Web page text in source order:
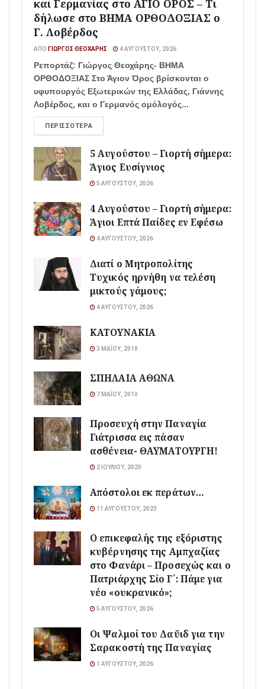
και Γερμανίας στο ΑΓΙΟ ΟΡΟΣ – Τι
δήλωσε στο ΒΗΜΑ ΟΡΘΟΔΟΞΙΑΣ ο
Γ. Λοβέρδος
ΑΠΌ ΓΙΏΡΓΟΣ ΘΕΟΧΆΡΗΣ 4 ΑΥΓΟΎΣΤΟΥ, 2026
Ρεπορτάζ: Γιώργος Θεοχάρης- ΒΗΜΑ
ΟΡΘΟΔΟΞΙΑΣ Στο Άγιον Όρος βρίσκονται ο
υφυπουργός Εξωτερικών της Ελλάδας, Γιάννης
Λοβέρδος, και ο Γερμανός ομόλογός...
ΠΕΡΙΣΣΌΤΕΡΑ
5 Αυγούστου – Γιορτή σήμερα:
Άγιος Ευσίγνιος
5 ΑΥΓΟΎΣΤΟΥ, 2026
4 Αυγούστου – Γιορτή σήμερα:
Άγιοι Επτά Παίδες εν Εφέσω
4 ΑΥΓΟΎΣΤΟΥ, 2026
Διατί ο Μητροπολίτης
Τυχικός ηρνήθη να τελέση
μικτούς γάμους;
4 ΑΥΓΟΎΣΤΟΥ, 2026
ΚΑΤΟΥΝΑΚΙΑ
3 ΜΑΪ́ΟΥ, 2010
ΣΠΗΛΑΙΑ ΑΘΩΝΑ
7 ΜΑΪ́ΟΥ, 2010
Προσευχή στην Παναγία
Γιάτρισσα εις πάσαν
ασθένεια- ΘΑΥΜΑΤΟΥΡΓΗ!
2 ΙΟΥΛΊΟΥ, 2020
Απόστολοι εκ περάτων…
11 ΑΥΓΟΎΣΤΟΥ, 2023
Ο επικεφαλής της εξόριστης
κυβέρνησης της Αμπχαζίας
στο Φανάρι – Προσεχώς και ο
Πατριάρχης Σίο Γ΄: Πάμε για
νέο «ουκρανικό»;
5 ΑΥΓΟΎΣΤΟΥ, 2026
Οι Ψαλμοί του Δαϋιδ για την
Σαρακοστή της Παναγίας
1 ΑΥΓΟΎΣΤΟΥ, 2026